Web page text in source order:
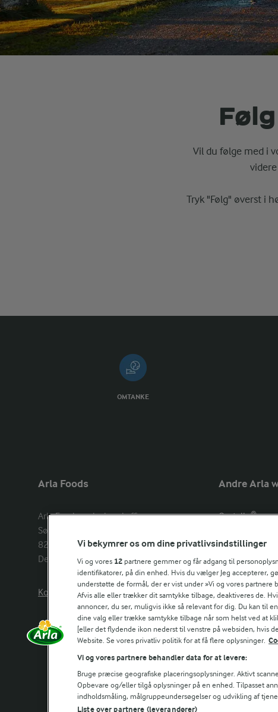
Vil du følge med i
Tryk "Følg" øverst i
OMTANKE
Arla Foods
Arla Foods amba head office
Sønderhøj 14,
8260 Viby J
Denmark
Kontakt os her
Andre Arla
Castello®
Arla Unika
Arla shop
Arla in other
Vi bekymrer os om dine privatlivsindstillinger
Vi og vores 12 partnere gemmer og får adgang til
identifikatorer, på din enhed. Hvis du vælger Jeg accepterer,
understøtte de formål, der er vist under »Vi og vores
Afvis alle eller trækker dit samtykke tilbage, deaktiveres de.
annoncer, du ser, muligvis ikke så relevant for dig. Du kan til
dine valg eller trække samtykke tilbage når som helst ved at
[eller det flydende ikon nederst til venstre på websiden, hvis
Website. Se vores privatliv politik for at få flere oplysninger.
Vi og vores partnere behandler data for at levere:
Bruge præcise geografiske placeringsoplysninger. Aktivt
Opbevare og/eller tilgå oplysninger på en enhed. Tilpasset
indholdsmåling, målgruppeundersøgelser og udvikling af
Liste over partnere (leverandører)